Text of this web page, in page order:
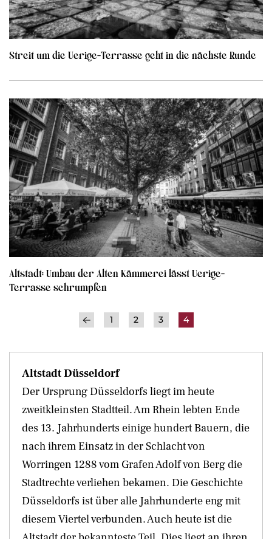
Streit um die Uerige-Terrasse geht in die nächste Runde
Altstadt: Umbau der Alten Kämmerei lässt Uerige-
Terrasse schrumpfen
1 2 3 4
Altstadt Düsseldorf
Der Ursprung Düsseldorfs liegt im heute
zweitkleinsten Stadtteil. Am Rhein lebten Ende
des 13. Jahrhunderts einige hundert Bauern, die
nach ihrem Einsatz in der Schlacht von
Worringen 1288 vom Grafen Adolf von Berg die
Stadtrechte verliehen bekamen. Die Geschichte
Düsseldorfs ist über alle Jahrhunderte eng mit
diesem Viertel verbunden. Auch heute ist die